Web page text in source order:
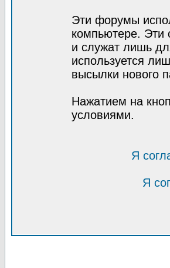
Эти форумы
компьютере. Эти
и служат лишь
используется
высылки нового
Нажатием на
условиями.
Я
Я